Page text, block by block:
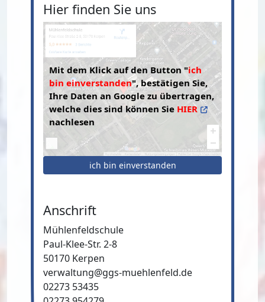
Hier finden Sie uns
Mit dem Klick auf den Button "ich
bin einverstanden", bestätigen Sie,
Ihre Daten an Google zu übertragen,
welche dies sind können Sie HIER
nachlesen
ich bin einverstanden
Anschrift
Mühlenfeldschule
Paul-Klee-Str. 2-8
50170 Kerpen
verwaltung@ggs-muehlenfeld.de
02273 53435